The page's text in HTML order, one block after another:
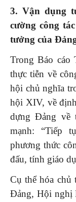
3. Vận dụng
cường công
tưởng của
Trong Báo cáo
thực tiễn về
hội chủ nghĩa
hội XIV, về
dựng Đảng về
mạnh: “Tiếp
phương thức
đấu, tính giáo
Cụ thể hóa
Đảng, Hội nghị